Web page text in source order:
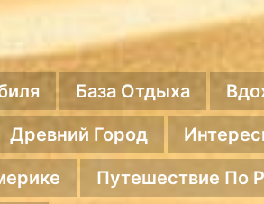
База Отдыха
Древний Город
Путешествие По